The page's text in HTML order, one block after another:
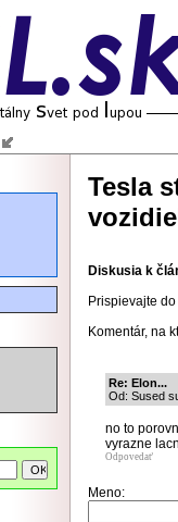
Tesla
Diskusia k
Prispievajte
Komentár, na
Re: Elon...
Od: Sused
no to
vyrazne
Odpovedať
Meno: